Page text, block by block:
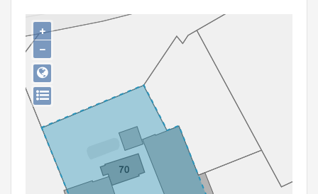
Gebeurtenis
Persoon of collectief
Downloads
Hergebruik
Aanmelden
+
−